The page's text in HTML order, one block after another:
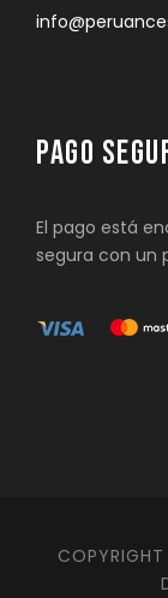
PAGO
El pago está
segura con un